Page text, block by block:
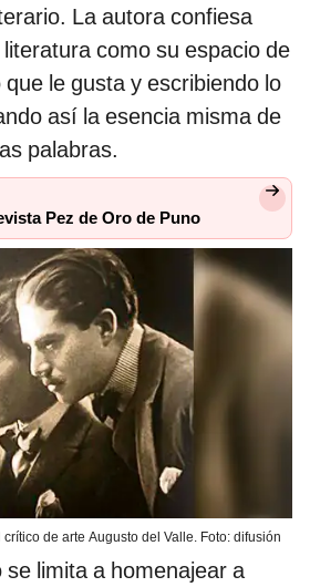
La autora confiesa
como su espacio de
le gusta y escribiendo lo
así la esencia misma de
palabras.
Pez de Oro de Puno
de arte Augusto del Valle. Foto: difusión
se limita a homenajear a